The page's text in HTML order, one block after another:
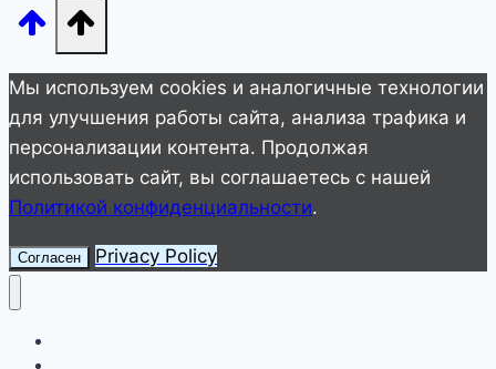
верность.
Как
выглядит
супруга
Маковецкого?
Мы используем cookies и аналогичные технологии
для улучшения работы сайта, анализа трафика и
персонализации контента. Продолжая
использовать сайт, вы соглашаетесь с нашей
Политикой конфиденциальности.
Согласен Privacy Policy